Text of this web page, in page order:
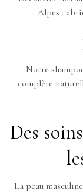
Alpes :
Notre
complète
Des
La peau